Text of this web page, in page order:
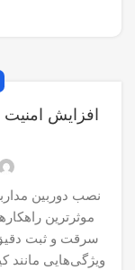
افزایش
نصب دوربین
موثرترین
سرقت و ثبت
ویژگی‌هایی مانند